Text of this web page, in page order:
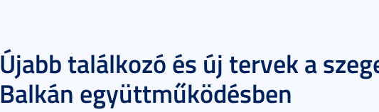
Újabb találkozó és új tervek a
Balkán együttműködésben